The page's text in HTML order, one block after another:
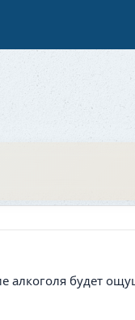
алкоголя будет